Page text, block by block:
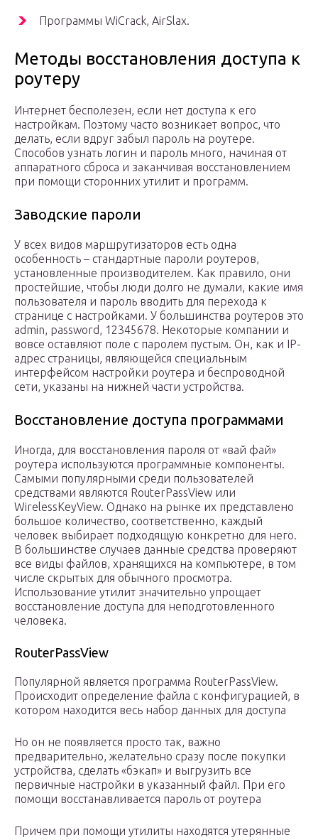
Программы WiCrack, AirSlax.
Методы восстановления доступа к
роутеру
Интернет бесполезен, если нет доступа к его
настройкам. Поэтому часто возникает вопрос, что
делать, если вдруг забыл пароль на роутере.
Способов узнать логин и пароль много, начиная от
аппаратного сброса и заканчивая восстановлением
при помощи сторонних утилит и программ.
Заводские пароли
У всех видов маршрутизаторов есть одна
особенность – стандартные пароли роутеров,
установленные производителем. Как правило, они
простейшие, чтобы люди долго не думали, какие имя
пользователя и пароль вводить для перехода к
странице с настройками. У большинства роутеров это
admin, password, 12345678. Некоторые компании и
вовсе оставляют поле с паролем пустым. Он, как и IP-
адрес страницы, являющейся специальным
интерфейсом настройки роутера и беспроводной
сети, указаны на нижней части устройства.
Восстановление доступа программами
Иногда, для восстановления пароля от «вай фай»
роутера используются программные компоненты.
Самыми популярными среди пользователей
средствами являются RouterPassView или
WirelessKeyView. Однако на рынке их представлено
большое количество, соответственно, каждый
человек выбирает подходящую конкретно для него.
В большинстве случаев данные средства проверяют
все виды файлов, хранящихся на компьютере, в том
числе скрытых для обычного просмотра.
Использование утилит значительно упрощает
восстановление доступа для неподготовленного
человека.
RouterPassView
Популярной является программа RouterPassView.
Происходит определение файла с конфигурацией, в
котором находится весь набор данных для доступа
Но он не появляется просто так, важно
предварительно, желательно сразу после покупки
устройства, сделать «бэкап» и выгрузить все
первичные настройки в указанный файл. При его
помощи восстанавливается пароль от роутера
Причем при помощи утилиты находятся утерянные